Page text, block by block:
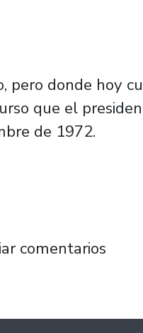
pero donde hoy
que el
de 1972.
el valor
comentarios